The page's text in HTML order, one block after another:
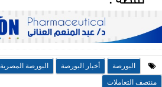
البورصة أخبار البورصة البورصة المصرية
منتصف التعاملات